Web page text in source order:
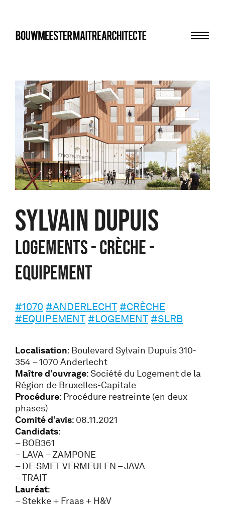
bma
SYLVAIN DUPUIS
Logements - Crèche -
Equipement
#1070 #ANDERLECHT #CRÈCHE
#EQUIPEMENT #LOGEMENT #SLRB
Localisation: Boulevard Sylvain Dupuis 310-
354 – 1070 Anderlecht
Maître d’ouvrage: Société du Logement de la
Région de Bruxelles-Capitale
Procédure: Procédure restreinte (en deux
phases)
Comité d’avis: 08.11.2021
Candidats:
– BOB361
– LAVA – ZAMPONE
– DE SMET VERMEULEN – JAVA
– TRAIT
Lauréat:
– Stekke + Fraas + H&V